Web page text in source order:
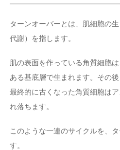
ターンオーバーとは、肌細胞の
代謝）を指します。
肌の表面を作っている角質細胞
ある基底層で生まれます。その
最終的に古くなった角質細胞は
れ落ちます。
このような一連のサイクルを、
す。